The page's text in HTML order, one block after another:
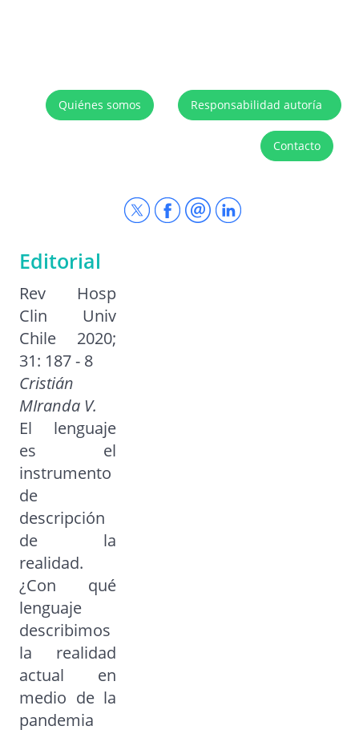
Quiénes somos Responsabilidad autoría
Contacto
Editorial
Rev Hosp
Clin Univ
Chile 2020;
31: 187 - 8
Cristián
MIranda V.
El lenguaje
es el
instrumento
de
descripción
de la
realidad.
¿Con qué
lenguaje
describimos
la realidad
actual en
medio de la
pandemia